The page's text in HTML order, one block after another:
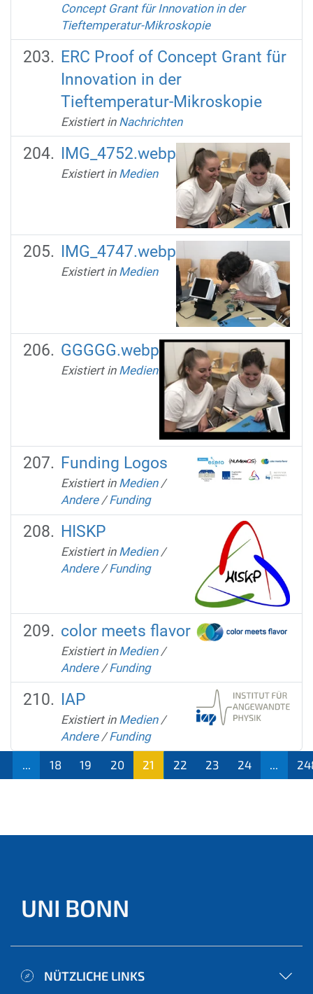
Concept Grant für Innovation in der
Tieftemperatur-Mikroskopie
ERC Proof of Concept Grant für
Innovation in der
Tieftemperatur-Mikroskopie
Existiert in Nachrichten
IMG_4752.webp
Existiert in Medien
IMG_4747.webp
Existiert in Medien
GGGGG.webp
Existiert in Medien
Funding Logos
Existiert in Medien /
Andere /Funding
HISKP
Existiert in Medien /
Andere /Funding
color meets flavor
Existiert in Medien /
Andere /Funding
IAP
Existiert in Medien /
Andere /Funding
... 18 19 20
21
22 23 24 ...
UNI BONN
NÜTZLICHE LINKS